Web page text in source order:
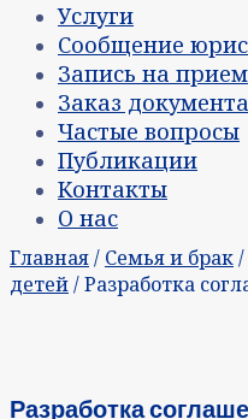
Услуги
Сообщение
Запись на прием
Заказ документа
Частые вопросы
Публикации
Контакты
О нас
Главная/ Семья и брак/
детей/ Разработка
Разработка